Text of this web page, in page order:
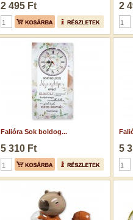
2 495 Ft 2
Falióra Sok boldog...
5 310 Ft 5